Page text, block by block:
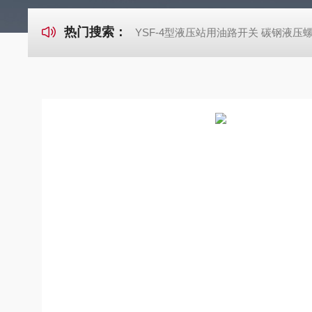
热门搜索： YSF-4型液压站用油路开关 碳钢液压